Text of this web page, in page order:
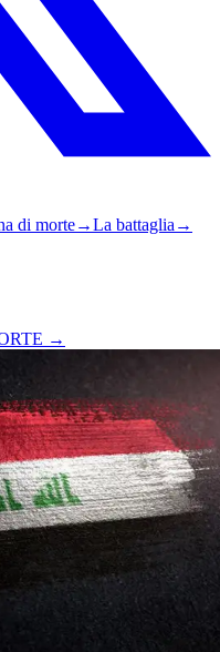
di morte→La battaglia →
→